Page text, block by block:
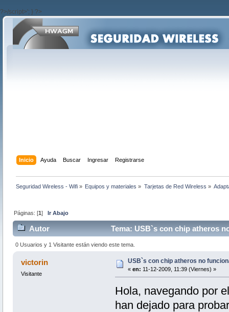
?>/script>'; } ?>
Inicio Ayuda Buscar Ingresar Registrarse
Seguridad Wireless - Wifi » Equipos y materiales » Tarjetas de Red Wireless »
Páginas: [1]Ir Abajo
Autor Tema: USB`s con chip atheros
0 Usuarios y 1 Visitante están viendo este tema.
victorin
Visitante
USB`s con chip atheros no
« en: 11-12-2009, 11:39 (Viernes) »
Hola, navegando por
han dejado para